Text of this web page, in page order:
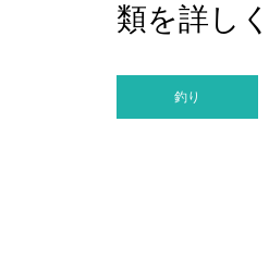
類を詳し
釣り